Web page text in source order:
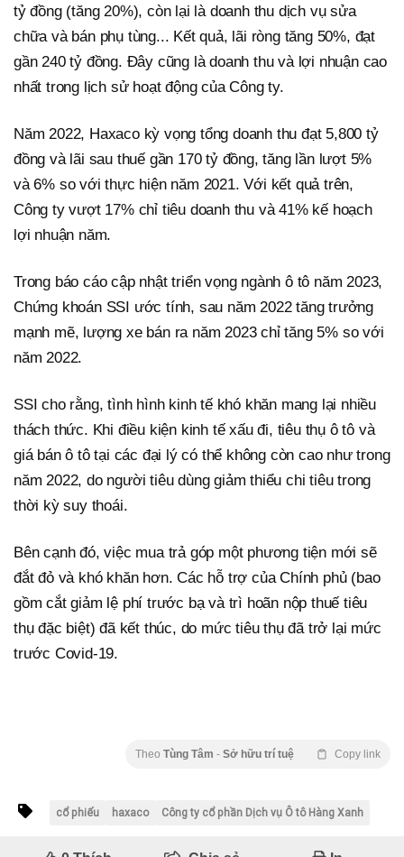
tỷ đồng (tăng 20%), còn lại là doanh thu dịch vụ sửa
chữa và bán phụ tùng... Kết quả, lãi ròng tăng 50%, đạt
gần 240 tỷ đồng. Đây cũng là doanh thu và lợi nhuận cao
nhất trong lịch sử hoạt động của Công ty.
Năm 2022, Haxaco kỳ vọng tổng doanh thu đạt 5,800 tỷ
đồng và lãi sau thuế gần 170 tỷ đồng, tăng lần lượt 5%
và 6% so với thực hiện năm 2021. Với kết quả trên,
Công ty vượt 17% chỉ tiêu doanh thu và 41% kế hoạch
lợi nhuận năm.
Trong báo cáo cập nhật triển vọng ngành ô tô năm 2023,
Chứng khoán SSI ước tính, sau năm 2022 tăng trưởng
mạnh mẽ, lượng xe bán ra năm 2023 chỉ tăng 5% so với
năm 2022.
SSI cho rằng, tình hình kinh tế khó khăn mang lại nhiều
thách thức. Khi điều kiện kinh tế xấu đi, tiêu thụ ô tô và
giá bán ô tô tại các đại lý có thể không còn cao như trong
năm 2022, do người tiêu dùng giảm thiểu chi tiêu trong
thời kỳ suy thoái.
Bên cạnh đó, việc mua trả góp một phương tiện mới sẽ
đắt đỏ và khó khăn hơn. Các hỗ trợ của Chính phủ (bao
gồm cắt giảm lệ phí trước bạ và trì hoãn nộp thuế tiêu
thụ đặc biệt) đã kết thúc, do mức tiêu thụ đã trở lại mức
trước Covid-19.
Theo Tùng Tâm - Sở hữu trí tuệ Copy link
cổ phiếu haxaco Công ty cổ phần Dịch vụ Ô tô Hàng Xanh